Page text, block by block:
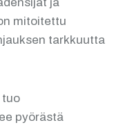
mitoitettu
tarkkuutta
tuo
pyörästä